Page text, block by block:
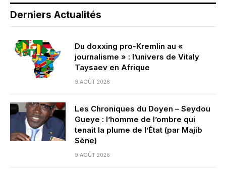
Derniers Actualités
Du doxxing pro-Kremlin au «
journalisme » : l’univers de Vitaly
Taysaev en Afrique
9 AOÛT 2026
Les Chroniques du Doyen – Seydou
Gueye : l’homme de l’ombre qui
tenait la plume de l’État (par Majib
Sène)
9 AOÛT 2026